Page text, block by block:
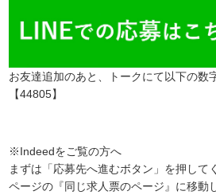
お友達追加のあと、トークにて以下の数
【44805】
※Indeedをご覧の方へ
まずは「応募先へ進むボタン」を押して
ページの『同じ求人票のページ』に移動